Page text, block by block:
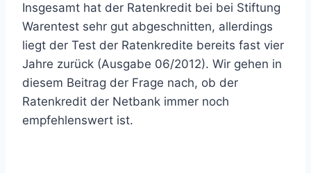
Insgesamt hat der Ratenkredit bei bei Stiftung
Warentest sehr gut abgeschnitten, allerdings
liegt der Test der Ratenkredite bereits fast vier
Jahre zurück (Ausgabe 06/2012). Wir gehen in
diesem Beitrag der Frage nach, ob der
Ratenkredit der Netbank immer noch
empfehlenswert ist.